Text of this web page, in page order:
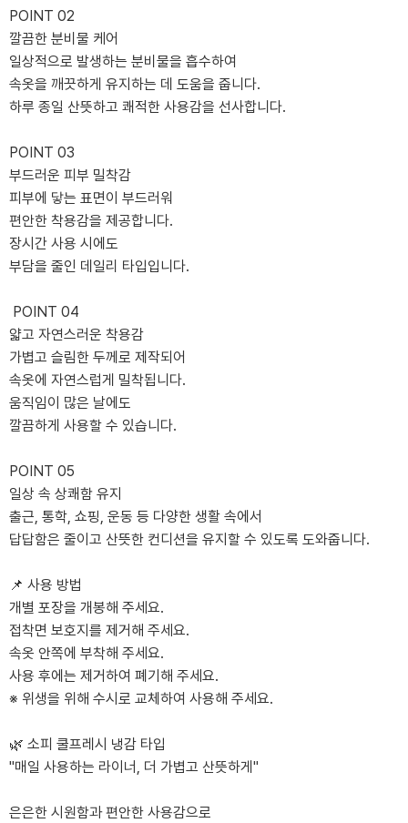
POINT 02
깔끔한 분비물 케어
일상적으로 발생하는 분비물을 흡수하여
속옷을 깨끗하게 유지하는 데 도움을 줍니다.
하루 종일 산뜻하고 쾌적한 사용감을 선사합니다.
POINT 03
부드러운 피부 밀착감
피부에 닿는 표면이 부드러워
편안한 착용감을 제공합니다.
장시간 사용 시에도
부담을 줄인 데일리 타입입니다.
POINT 04
얇고 자연스러운 착용감
가볍고 슬림한 두께로 제작되어
속옷에 자연스럽게 밀착됩니다.
움직임이 많은 날에도
깔끔하게 사용할 수 있습니다.
POINT 05
일상 속 상쾌함 유지
출근, 통학, 쇼핑, 운동 등 다양한 생활 속에서
답답함은 줄이고 산뜻한 컨디션을 유지할 수 있도록 도와줍니다.
📌 사용 방법
개별 포장을 개봉해 주세요.
접착면 보호지를 제거해 주세요.
속옷 안쪽에 부착해 주세요.
사용 후에는 제거하여 폐기해 주세요.
※ 위생을 위해 수시로 교체하여 사용해 주세요.
🌿 소피 쿨프레시 냉감 타입
"매일 사용하는 라이너, 더 가볍고 산뜻하게"
은은한 시원함과 편안한 사용감으로